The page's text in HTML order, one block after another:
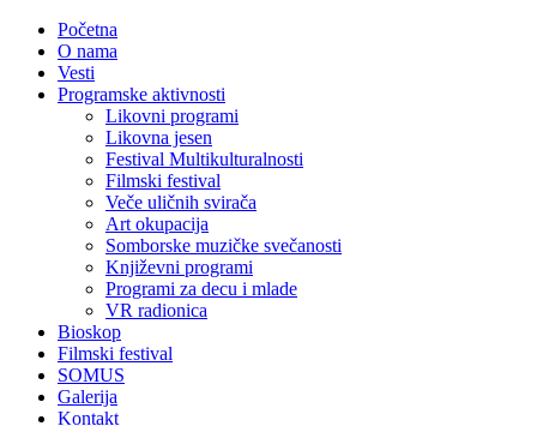
Početna
O nama
Vesti
Programske aktivnosti
Likovni programi
Likovna jesen
Festival Multikulturalnosti
Filmski festival
Veče uličnih svirača
Art okupacija
Somborske muzičke svečanosti
Književni programi
Programi za decu i mlade
VR radionica
Bioskop
Filmski festival
SOMUS
Galerija
Kontakt